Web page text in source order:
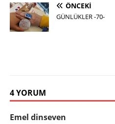
ÖNCEKI
GÜNLÜKLER -70-
4 YORUM
Emel dinseven